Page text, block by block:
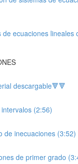
de ecuaciones lineales
descargable🔻🔻
(2:56)
de inecuaciones (3:52)
de primer grado